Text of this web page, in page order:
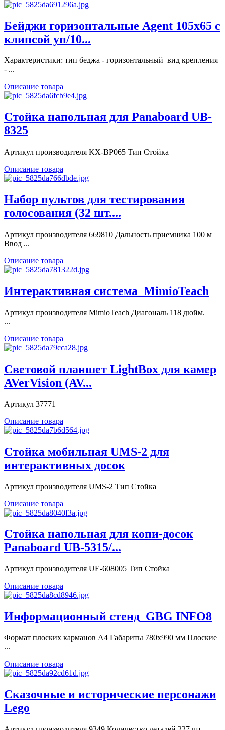
Бейджи горизонтальные Agent 105х65 с
клипсой уп/10...
Характеристики: тип беджа - горизонтальный вид крепления
- ...
Описание товара
Стойка напольная для Panaboard UB-
8325
Артикул производителя KX-BP065 Тип Стойка
Описание товара
Набор пультов для тестирования
голосования (32 шт....
Артикул производителя 669810 Дальность приемника 100 м
Ввод ...
Описание товара
Интерактивная система_MimioTeach
Артикул производителя MimioTeach Диагональ 118 дюйм.
...
Описание товара
Световой планшет LightBox для камер
AVerVision (AV...
Артикул 37771
Описание товара
Стойка мобильная UMS-2 для
интерактивных досок
Артикул производителя UMS-2 Тип Стойка
Описание товара
Стойка напольная для копи-досок
Panaboard UB-5315/...
Артикул производителя UE-608005 Тип Стойка
Описание товара
Информационный стенд_GBG INFO8
Формат плоских карманов А4 Габариты 780х990 мм Плоские
...
Описание товара
Сказочные и исторические персонажи
Lego